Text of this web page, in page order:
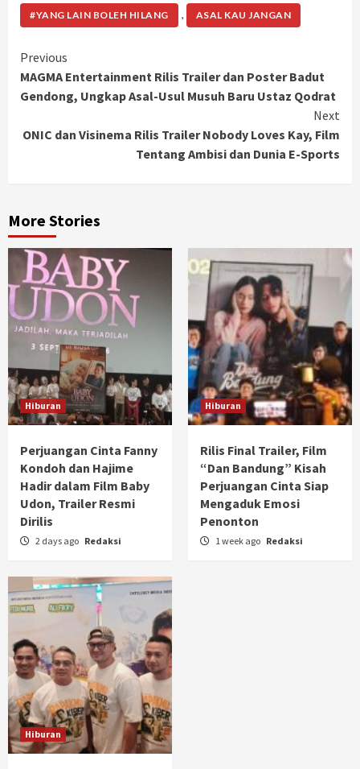
#YANG LAIN BOLEH HILANG , ASAL KAU JANGAN
Continue
Reading
Previous
MAGMA Entertainment Rilis Trailer dan Poster Badut
Gendong, Ungkap Asal-Usul Musuh Baru Ustaz Qodrat
Next
ONIC dan Visinema Rilis Trailer Nobody Loves Kay, Film
Tentang Ambisi dan Dunia E-Sports
More Stories
Hiburan
Perjuangan Cinta Fanny
Kondoh dan Hajime
Hadir dalam Film Baby
Udon, Trailer Resmi
Dirilis
2 days ago Redaksi
Hiburan
Rilis Final Trailer, Film
“Dan Bandung” Kisah
Perjuangan Cinta Siap
Mengaduk Emosi
Penonton
1 week ago Redaksi
Hiburan